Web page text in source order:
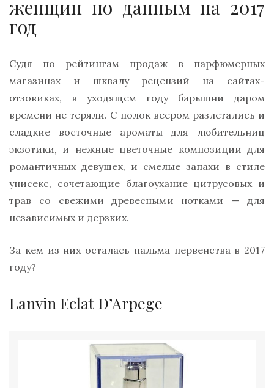
женщин по данным на 2017
год
Судя по рейтингам продаж в парфюмерных
магазинах и шквалу рецензий на сайтах-
отзовиках, в уходящем году барышни даром
времени не теряли. С полок веером разлетались и
сладкие восточные ароматы для любительниц
экзотики, и нежные цветочные композиции для
романтичных девушек, и смелые запахи в стиле
унисекс, сочетающие благоухание цитрусовых и
трав со свежими древесными нотками — для
независимых и дерзких.
За кем из них осталась пальма первенства в 2017
году?
Lanvin Eclat D’Arpege